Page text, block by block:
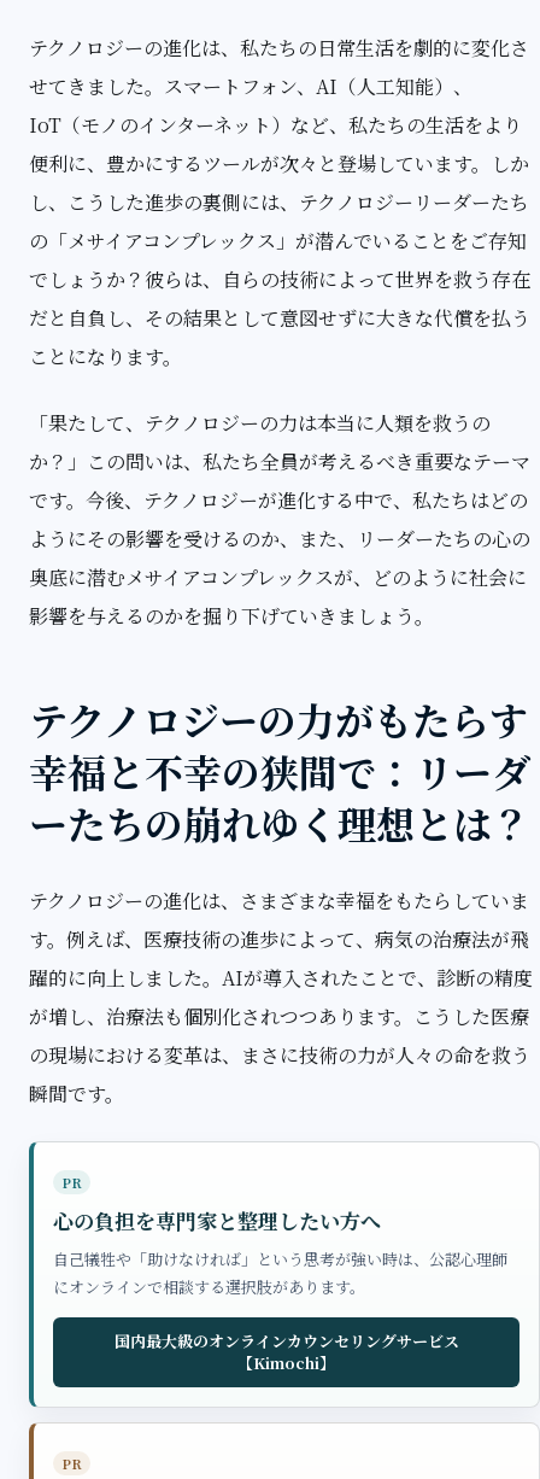
テクノロジーの進化は、私たちの日常生活を劇的に変化さ
せてきました。スマートフォン、AI（人工知能）、
IoT（モノのインターネット）など、私たちの生活をより
便利に、豊かにするツールが次々と登場しています。しか
し、こうした進歩の裏側には、テクノロジーリーダーたち
の「メサイアコンプレックス」が潜んでいることをご存知
でしょうか？彼らは、自らの技術によって世界を救う存在
だと自負し、その結果として意図せずに大きな代償を払う
ことになります。
「果たして、テクノロジーの力は本当に人類を救うの
か？」この問いは、私たち全員が考えるべき重要なテーマ
です。今後、テクノロジーが進化する中で、私たちはどの
ようにその影響を受けるのか、また、リーダーたちの心の
奥底に潜むメサイアコンプレックスが、どのように社会に
影響を与えるのかを掘り下げていきましょう。
テクノロジーの力がもたらす
幸福と不幸の狭間で：リーダ
ーたちの崩れゆく理想とは？
テクノロジーの進化は、さまざまな幸福をもたらしていま
す。例えば、医療技術の進歩によって、病気の治療法が飛
躍的に向上しました。AIが導入されたことで、診断の精度
が増し、治療法も個別化されつつあります。こうした医療
の現場における変革は、まさに技術の力が人々の命を救う
瞬間です。
PR
心の負担を専門家と整理したい方へ
自己犠牲や「助けなければ」という思考が強い時は、公認心理師
にオンラインで相談する選択肢があります。
国内最大級のオンラインカウンセリングサービス
【Kimochi】
PR